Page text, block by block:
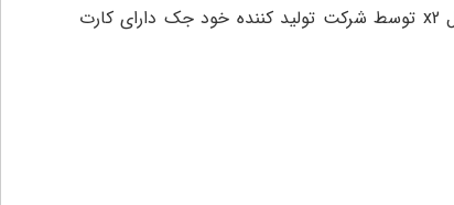
جک یال x2 دارای 36 ماه گارانتی شرکتی میباشد و از خدمات 10 ساله پس از فروش در سراسر کشور استفاده میکند. جک بازویی یال x2 توسط شرکت تولید کننده خود جک دارای کارت